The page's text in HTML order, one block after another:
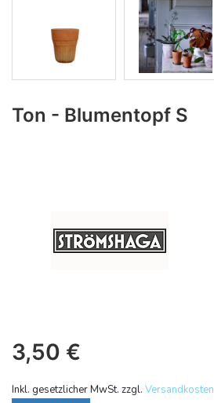
Ton - Blumentopf S
3,50 €
Inkl. gesetzlicher MwSt. zzgl. Versandkosten